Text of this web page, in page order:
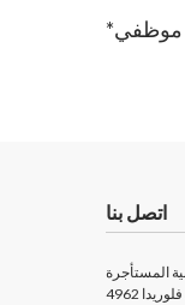
اتصل بنا
المستأجرة